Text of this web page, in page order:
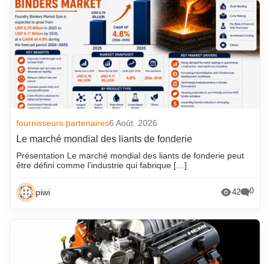
fournisseurs partenaires6 Août. 2026
Le marché mondial des liants de fonderie
Présentation Le marché mondial des liants de fonderie peut
être défini comme l’industrie qui fabrique […]
piwi 42 0